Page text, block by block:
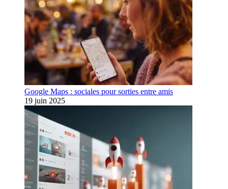
Google Maps : sociales pour sorties entre amis
19 juin 2025